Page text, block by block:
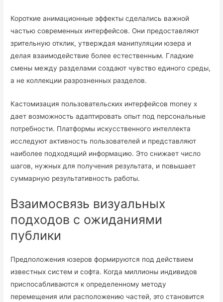
Короткие анимационные эффекты сделались важной
частью современных интерфейсов. Они предоставляют
зрительную отклик, утверждая манипуляции юзера и
делая взаимодействие более естественным. Гладкие
смены между разделами создают чувство единого среды,
а не коллекции разрозненных разделов.
Кастомизация пользовательских интерфейсов money x
дает возможность адаптировать опыт под персональные
потребности. Платформы искусственного интеллекта
исследуют активность пользователей и представляют
наиболее подходящий информацию. Это снижает число
шагов, нужных для получения результата, и повышает
суммарную результативность работы.
Взаимосвязь визуальных
подходов с ожиданиями
публики
Предположения юзеров формируются под действием
известных систем и софта. Когда миллионы индивидов
приспосабливаются к определенному методу
перемещения или расположению частей, это становится